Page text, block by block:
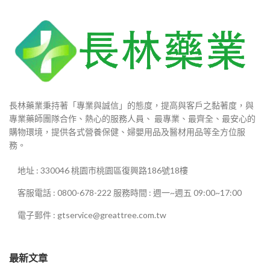
長林藥業秉持著「專業與誠信」的態度，提高與客戶之黏著度，與
專業藥師團隊合作、熱心的服務人員、 最專業、最齊全、最安心的
購物環境，提供各式營養保健、婦嬰用品及醫材用品等全方位服
務。
地址 : 330046 桃園市桃園區復興路186號18樓
客服電話 : 0800-678-222 服務時間 : 週一~週五 09:00~17:00
電子郵件 : gtservice@greattree.com.tw
最新文章